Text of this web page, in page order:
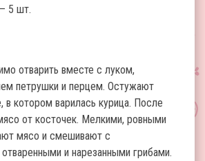
5 шт.
отварить вместе с луком,
петрушки и перцем. Остужают
в котором варилась курица. После
от косточек. Мелкими, ровными
мясо и смешивают с
и нарезанными грибами.